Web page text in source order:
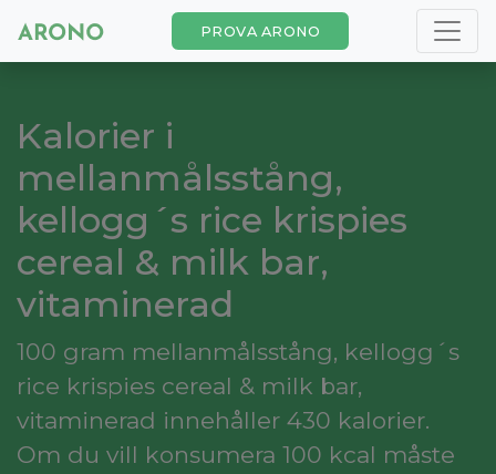
PROVA ARONO
Kalorier i
mellanmålsstång,
kellogg´s rice krispies
cereal & milk bar,
vitaminerad
100 gram mellanmålsstång, kellogg´s
rice krispies cereal & milk bar,
vitaminerad innehåller 430 kalorier.
Om du vill konsumera 100 kcal måste